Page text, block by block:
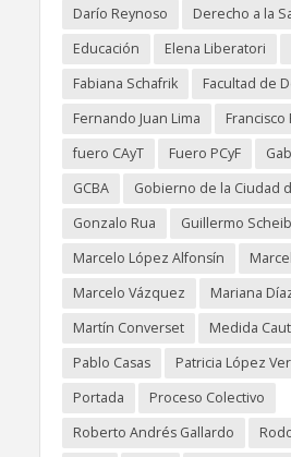
Darío Reynoso
Derecho a la
Educación
Elena Liberatori
Fabiana Schafrik
Facultad de
Fernando Juan Lima
Francisco
fuero CAyT
Fuero PCyF
GCBA
Gobierno de la Ciudad
Gonzalo Rua
Guillermo
Marcelo López Alfonsín
Marcelo Vázquez
Mariana
Martín Converset
Medida
Pablo Casas
Patricia López
Portada
Proceso Colectivo
Roberto Andrés Gallardo